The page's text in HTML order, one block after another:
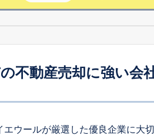
不動産売却に強い会
ウールが厳選した優良企業に大